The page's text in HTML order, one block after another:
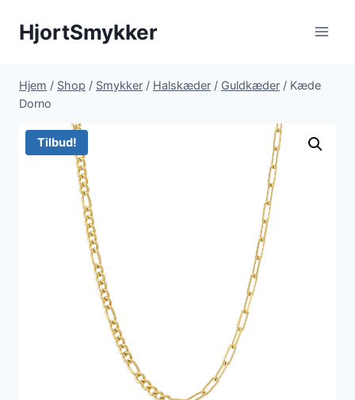
HjortSmykker
Hjem / Shop / Smykker / Halskæder / Guldkæder / Kæde
Dorno
Tilbud!